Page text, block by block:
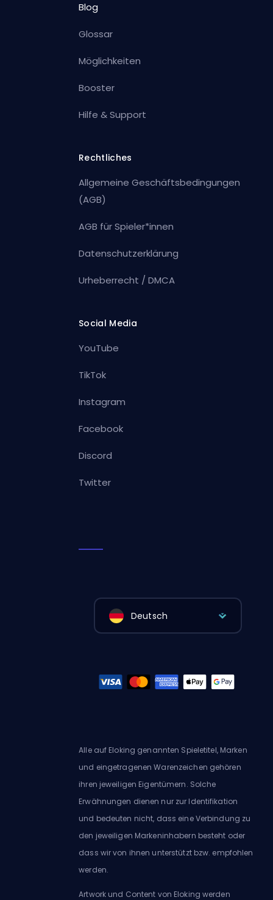
Blog
Glossar
Möglichkeiten
Booster
Hilfe & Support
Rechtliches
Allgemeine Geschäftsbedingungen
(AGB)
AGB für Spieler*innen
Datenschutzerklärung
Urheberrecht / DMCA
Social Media
YouTube
TikTok
Instagram
Facebook
Discord
Twitter
Deutsch
Alle auf Eloking genannten Spieletitel, Marken
und eingetragenen Warenzeichen gehören
ihren jeweiligen Eigentümern. Solche
Erwähnungen dienen nur zur Identifikation
und bedeuten nicht, dass eine Verbindung zu
den jeweiligen Markeninhabern besteht oder
dass wir von ihnen unterstützt bzw. empfohlen
werden.
Artwork und Content von Eloking werden